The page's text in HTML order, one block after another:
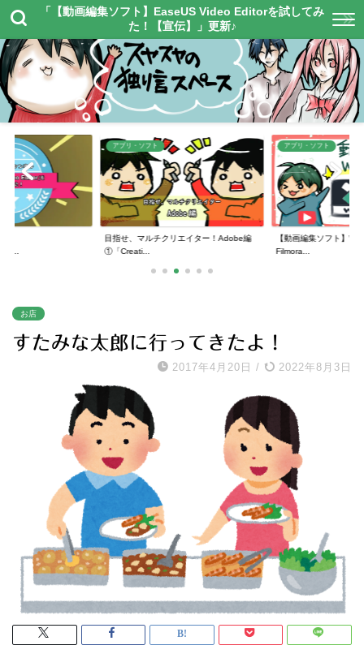
「【動画編集ソフト】EaseUS Video Editorを試してみ
た！【宣伝】」更新♪
アプリ・ソフト
目指せ、マルチクリエイター！Adobe編
①「Creati...
アプリ・ソフト
【動画編集ソフト】
Filmora...
お店
すたみな太郎に行ってきたよ！
2017年4月20日 / 2022年8月3日